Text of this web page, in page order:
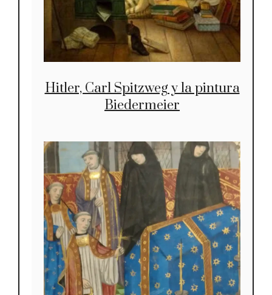
Hitler, Carl Spitzweg y la pintura
Biedermeier